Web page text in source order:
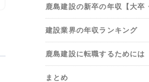
鹿島建設の新卒の年収【大卒
建設業界の年収ランキング
鹿島建設に転職するためには
まとめ